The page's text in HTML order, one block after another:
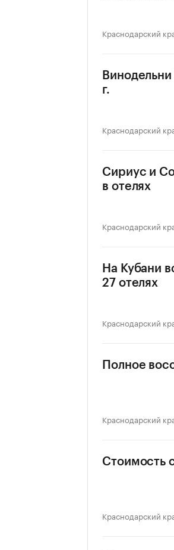
Краснодарский
г.
Краснодарский
Сириус и
в отелях
Краснодарский
На Кубани
27 отелях
Краснодарский
Полное
Краснодарский
Стоимость
Краснодарский